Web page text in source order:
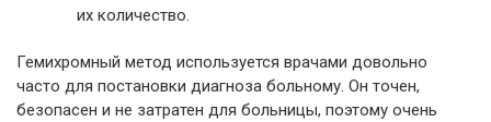
их количество.
Гемихромный метод используется врачами довольно
часто для постановки диагноза больному. Он точен,
безопасен и не затратен для больницы, поэтому очень